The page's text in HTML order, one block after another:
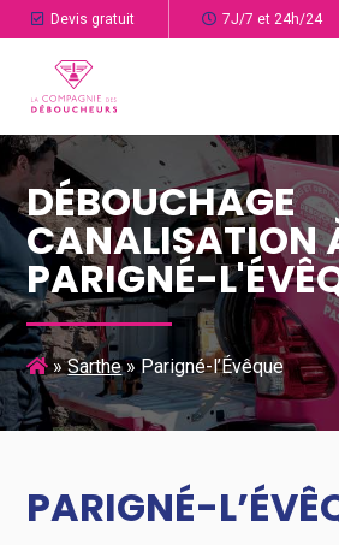
Devis gratuit 7J/7 et 24h/24
DÉBOUCHAGE
CANALISATION
PARIGNÉ-
»Sarthe»Parigné-l’Évêque
PARIGNÉ-